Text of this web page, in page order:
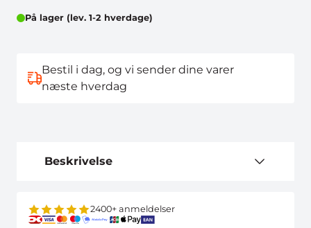
På lager (lev. 1-2 hverdage)
Bestil i dag, og vi sender dine varer
næste hverdag
Beskrivelse
2400+ anmeldelser